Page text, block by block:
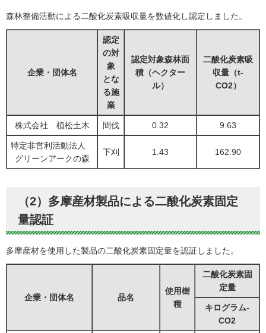
森林整備活動による二酸化炭素吸収量を数値化し認定しました。
企業・団体名
認定
の対
象
とな
る施
業
認定対象森林面
積（ヘクター
ル）
二酸化炭素吸
収量（t-
CO2）
株式会社 植松土木 間伐 0.32 9.63
特定非営利活動法人
グリーンアークの森
下刈 1.43 162.90
（2）多摩産材製品による二酸化炭素固定
量認証
多摩産材を使用した製品の二酸化炭素固定量を認証しました。
企業・団体名 品名
使用樹
種
二酸化炭素固
定量
キログラム-
CO2